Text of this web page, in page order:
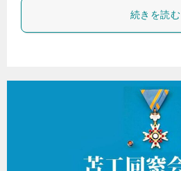
続きを読む